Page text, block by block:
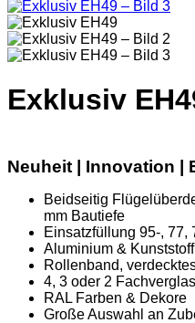
Exklusiv
Neuheit | Innovation |
Beidseitig
mm Bautiefe
Einsatzfüllung 95-, 77,
Aluminium &
Rollenband,
4, 3 oder 2
RAL Farben & Dekore
Große Auswahl an